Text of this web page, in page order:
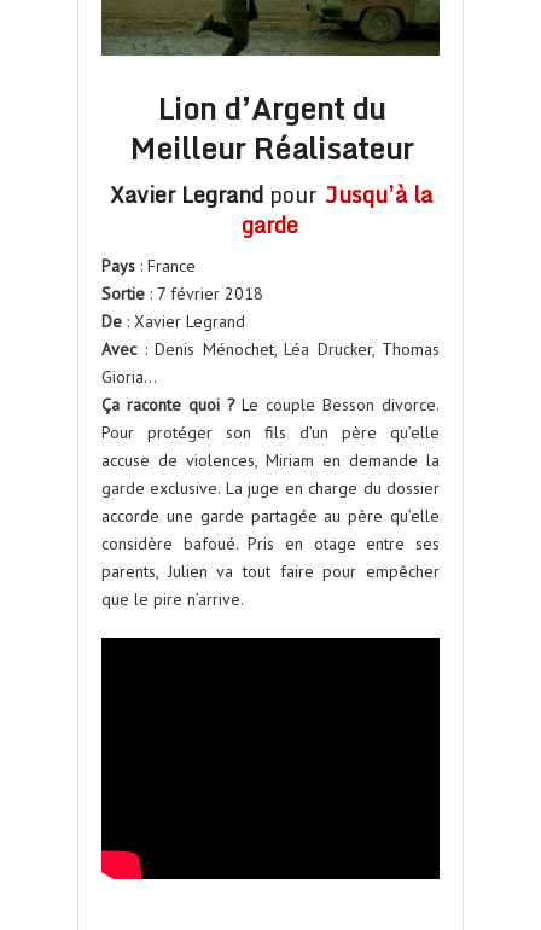
Lion d’Argent du
Meilleur Réalisateur
Xavier Legrandpour Jusqu’à la
garde
Pays : France
Sortie : 7 février 2018
De : Xavier Legrand
Avec: Denis Ménochet, Léa Drucker, Thomas
Gioria…
Ça raconte quoi ?Le couple Besson divorce.
Pour protéger son fils d’un père qu’elle
accuse de violences, Miriam en demande la
garde exclusive. La juge en charge du dossier
accorde une garde partagée au père qu’elle
considère bafoué. Pris en otage entre ses
parents, Julien va tout faire pour empêcher
que le pire n’arrive.